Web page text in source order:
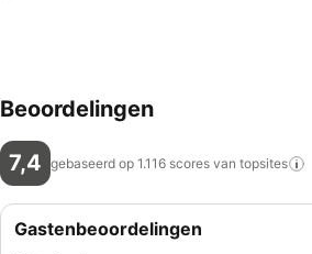
Beoordelingen
7,4 gebaseerd op 1.116 scores van topsites
Gastenbeoordelingen